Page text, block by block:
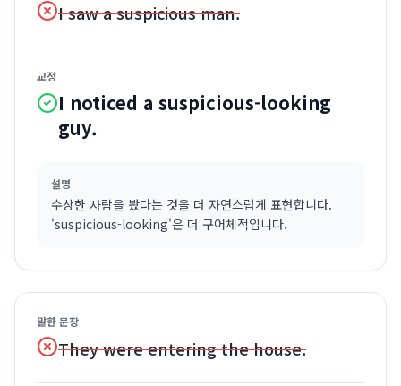
I saw a suspicious man.
교정
I noticed a suspicious-looking
guy.
설명
수상한 사람을 봤다는 것을 더 자연스럽게 표현합니다.
'suspicious-looking'은 더 구어체적입니다.
말한 문장
They were entering the house.